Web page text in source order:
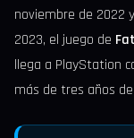
noviembre de 2022
2023, el juego de
llega a PlayStation
más de tres años